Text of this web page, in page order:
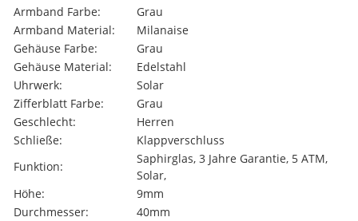
Armband Farbe:
Grau
Armband Material:
Milanaise
Gehäuse Farbe:
Grau
Gehäuse Material:
Edelstahl
Uhrwerk:
Solar
Zifferblatt Farbe:
Grau
Geschlecht:
Herren
Schließe:
Klappverschluss
Funktion:
Saphirglas, 3 Jahre Garantie, 5 ATM,
Solar,
Höhe:
9mm
Durchmesser:
40mm